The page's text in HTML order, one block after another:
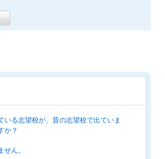
いる志望校が、昔の志望校で出ていま
か？
ん。